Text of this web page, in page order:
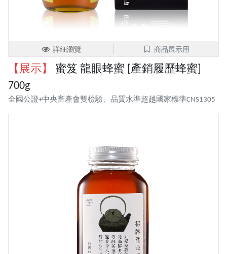
詳細瀏覽 商品展示用
【展示】
蜜笈 龍眼蜂蜜 [產銷履歷蜂蜜]
700g
全國公證+中央畜產會雙檢驗、品質水準超越國家標準CNS1305